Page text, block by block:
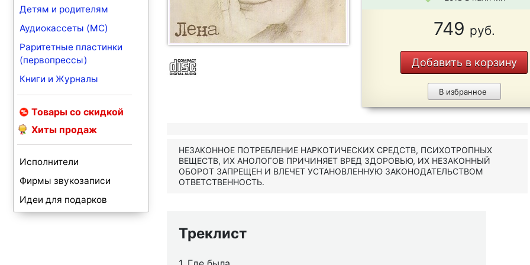
Детям и родителям
Аудиокассеты (MC)
Раритетные пластинки
(первопрессы)
Книги и Журналы
Товары со скидкой
Хиты продаж
Исполнители
Фирмы звукозаписи
Идеи для подарков
749 руб.
Добавить в корзину
В избранное
НЕЗАКОННОЕ ПОТРЕБЛЕНИЕ НАРКОТИЧЕСКИХ СРЕДСТВ, ПСИХОТРОПНЫХ
ВЕЩЕСТВ, ИХ АНОЛОГОВ ПРИЧИНЯЕТ ВРЕД ЗДОРОВЬЮ, ИХ НЕЗАКОННЫЙ
ОБОРОТ ЗАПРЕЩЕН И ВЛЕЧЕТ УСТАНОВЛЕННУЮ ЗАКОНОДАТЕЛЬСТВОМ
ОТВЕТСТВЕННОСТЬ.
Треклист